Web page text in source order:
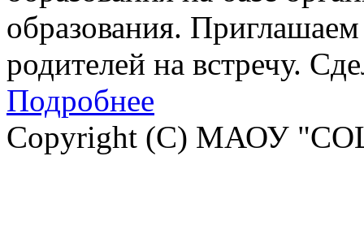
образования.
родителей на встречу.
Подробнее
Copyright (C) МАОУ